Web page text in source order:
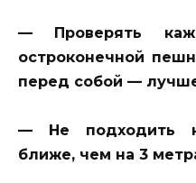
— Проверять
остроконечной
перед собой —
— Не подходить
ближе, чем на 3